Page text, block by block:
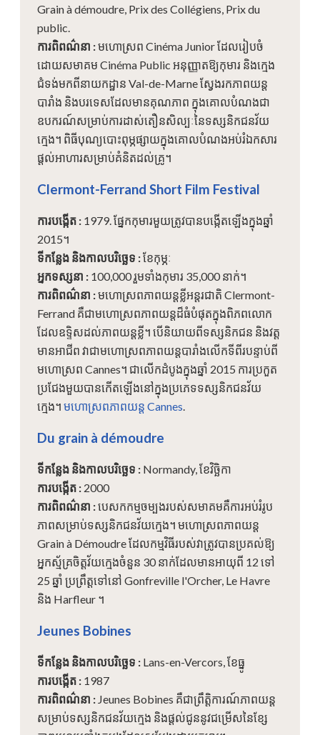
Grain à démoudre, Prix des Collégiens, Prix du
public.
ការពិពណ៌នា :មហោស្រព Cinéma Junior ដែលរៀបចំ
ដោយសមាគម Cinéma Public អនុញ្ញាតឱ្យកុមារ និងក្មេង
ជំទង់មកពីនាយកដ្ឋាន Val-de-Marne ស្វែងរកភាពយន្ត
បារាំង និងបរទេសដែលមានគុណភាព ក្នុងគោលបំណងជា
ឧបករណ៍សម្រាប់ការដាស់តឿនសិល្បៈនៃទស្សនិកជនវ័យ
ក្មេង។ ពិធីបុណ្យបោះពុម្ភផ្សាយក្នុងគោលបំណងអប់រំឯកសារ
ផ្តល់អាហារសម្រាប់គំនិតដល់គ្រូ។
Clermont-Ferrand Short Film Festival
ការបង្កើត : 1979. ផ្នែកកុមារមួយត្រូវបានបង្កើតឡើងក្នុងឆ្នាំ
2015។
ទីកន្លែង និងកាលបរិច្ឆេទ :ខែកុម្ភៈ
អ្នកទស្សនា : 100,000 រួមទាំងកុមារ 35,000 នាក់។
ការពិពណ៌នា :មហោស្រពភាពយន្តខ្លីអន្តរជាតិ Clermont-
Ferrand គឺជាមហោស្រពភាពយន្តដ៏ធំបំផុតក្នុងពិភពលោក
ដែលឧទ្ទិសដល់ភាពយន្តខ្លី។ បើ​និយាយ​ពី​ទស្សនិកជន និង​វត្ត
មាន​អាជីព វា​ជា​មហោស្រព​ភាពយន្ត​បារាំង​លើក​ទី​ពីរ​បន្ទាប់​ពី​
មហោស្រព Cannes។ ជាលើកដំបូងក្នុងឆ្នាំ 2015 ការប្រកួត
ប្រជែងមួយបានកើតឡើងនៅក្នុងប្រភេទទស្សនិកជនវ័យ
ក្មេង។ មហោស្រពភាពយន្ត Cannes
Du grain à démoudre
ទីកន្លែង និងកាលបរិច្ឆេទ : Normandy, ខែវិច្ឆិកា
ការបង្កើត : 2000
ការពិពណ៌នា :បេសកកម្មចម្បងរបស់សមាគមគឺការអប់រំរូប
ភាពសម្រាប់ទស្សនិកជនវ័យក្មេង។ មហោស្រពភាពយន្ត
Grain à Démoudre ដែលកម្មវិធីរបស់វាត្រូវបានប្រគល់ឱ្យ
អ្នកស្ម័គ្រចិត្តវ័យក្មេងចំនួន 30 នាក់ដែលមានអាយុពី 12 ទៅ
25 ឆ្នាំ ប្រព្រឹត្តទៅនៅ Gonfreville l'Orcher, Le Havre
និង Harfleur ។
Jeunes Bobines
ទីកន្លែង និងកាលបរិច្ឆេទ : Lans-en-Vercors, ខែធ្នូ
ការបង្កើត : 1987
ការពិពណ៌នា : Jeunes Bobines គឺជាព្រឹត្តិការណ៍ភាពយន្ត
សម្រាប់ទស្សនិកជនវ័យក្មេង និងផ្តល់ជូននូវជម្រើសនៃខ្សែ